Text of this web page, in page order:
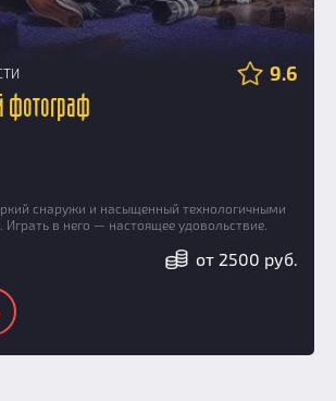
9.6
фотограф
снаружи и насыщенный технологичными
Играть в него — настоящее удовольствие.
от 2500 руб.